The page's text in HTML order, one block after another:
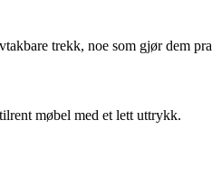
trekk, noe som gjør dem
møbel med et lett uttrykk.